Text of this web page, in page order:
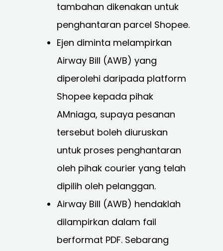
tambahan dikenakan untuk
penghantaran parcel Shopee.
Ejen diminta melampirkan
Airway Bill (AWB) yang
diperolehi daripada platform
Shopee kepada pihak
AMniaga, supaya pesanan
tersebut boleh diuruskan
untuk proses penghantaran
oleh pihak courier yang telah
dipilih oleh pelanggan.
Airway Bill (AWB) hendaklah
dilampirkan dalam fail
berformat PDF. Sebarang